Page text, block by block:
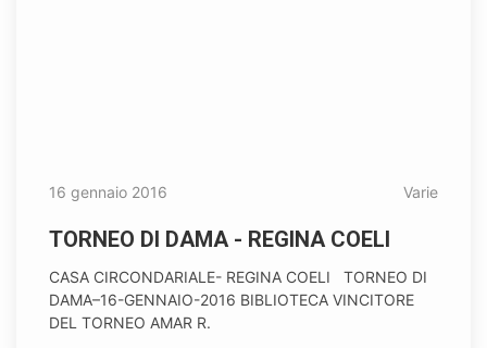
16 gennaio 2016 Varie
TORNEO DI DAMA - REGINA COELI
CASA CIRCONDARIALE- REGINA COELI TORNEO DI
DAMA–16-GENNAIO-2016 BIBLIOTECA VINCITORE
DEL TORNEO AMAR R.